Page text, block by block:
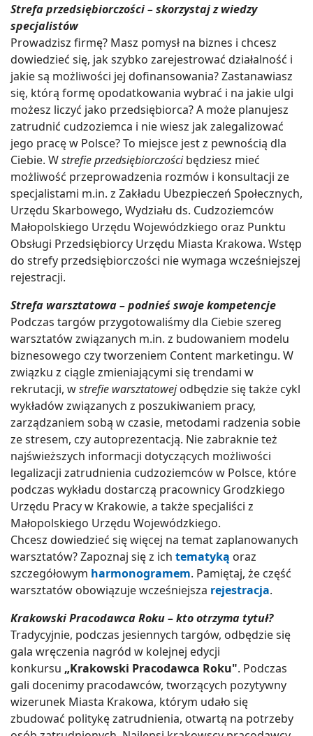
Strefa przedsiębiorczości – skorzystaj z wiedzy
specjalistów
Prowadzisz firmę? Masz pomysł na biznes i chcesz
dowiedzieć się, jak szybko zarejestrować działalność i
jakie są możliwości jej dofinansowania? Zastanawiasz
się, którą formę opodatkowania wybrać i na jakie ulgi
możesz liczyć jako przedsiębiorca? A może planujesz
zatrudnić cudzoziemca i nie wiesz jak zalegalizować
jego pracę w Polsce? To miejsce jest z pewnością dla
Ciebie. Wstrefie przedsiębiorczościbędziesz mieć
możliwość przeprowadzenia rozmów i konsultacji ze
specjalistami m.in. z Zakładu Ubezpieczeń Społecznych,
Urzędu Skarbowego, Wydziału ds. Cudzoziemców
Małopolskiego Urzędu Wojewódzkiego oraz Punktu
Obsługi Przedsiębiorcy Urzędu Miasta Krakowa. Wstęp
do strefy przedsiębiorczości nie wymaga wcześniejszej
rejestracji.
Strefa warsztatowa – podnieś swoje kompetencje
Podczas targów przygotowaliśmy dla Ciebie szereg
warsztatów związanych m.in. z budowaniem modelu
biznesowego czy tworzeniem Content marketingu. W
związku z ciągle zmieniającymi się trendami w
rekrutacji, wstrefie warsztatowejodbędzie się także cykl
wykładów związanych z poszukiwaniem pracy,
zarządzaniem sobą w czasie, metodami radzenia sobie
ze stresem, czy autoprezentacją. Nie zabraknie też
najświeższych informacji dotyczących możliwości
legalizacji zatrudnienia cudzoziemców w Polsce, które
podczas wykładu dostarczą pracownicy Grodzkiego
Urzędu Pracy w Krakowie, a także specjaliści z
Małopolskiego Urzędu Wojewódzkiego.
Chcesz dowiedzieć się więcej na temat zaplanowanych
warsztatów? Zapoznaj się z ich tematyką oraz
szczegółowym harmonogramem. Pamiętaj, że część
warsztatów obowiązuje wcześniejsza rejestracja.
Krakowski Pracodawca Roku – kto otrzyma tytuł?
Tradycyjnie, podczas jesiennych targów, odbędzie się
gala wręczenia nagród w kolejnej edycji
konkursu „Krakowski Pracodawca Roku". Podczas
gali docenimy pracodawców, tworzących pozytywny
wizerunek Miasta Krakowa, którym udało się
zbudować politykę zatrudnienia, otwartą na potrzeby